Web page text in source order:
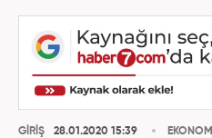
GİRİŞ
28.01.2020 15:39
EKONOMİ